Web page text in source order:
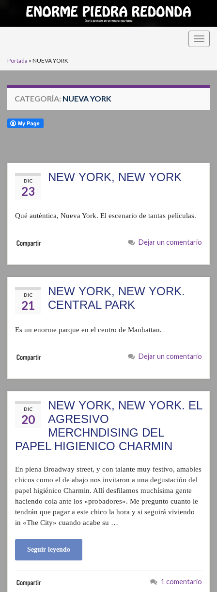
Portada » NUEVA YORK
CATEGORÍA: NUEVA YORK
DIC
23
NEW YORK, NEW YORK
Qué auténtica, Nueva York. El escenario de tantas películas.
Dejar un comentario
DIC
21
NEW YORK, NEW YORK.
CENTRAL PARK
Es un enorme parque en el centro de Manhattan.
Dejar un comentario
DIC
20
NEW YORK, NEW YORK. EL
AGRESIVO
MERCHNDISING DEL
PAPEL HIGIENICO CHARMIN
En plena Broadway street, y con talante muy festivo, amables
chicos como el de abajo nos invitaron a una degustación del
papel higiénico Charmin. Allí desfilamos muchísima gente
haciendo cola ante los «probadores». Me pregunto cuanto le
tendrán que pagar a este chico la hora y si seguirá viviendo
in «The City» cuando acabe su …
Seguir leyendo
1 comentario